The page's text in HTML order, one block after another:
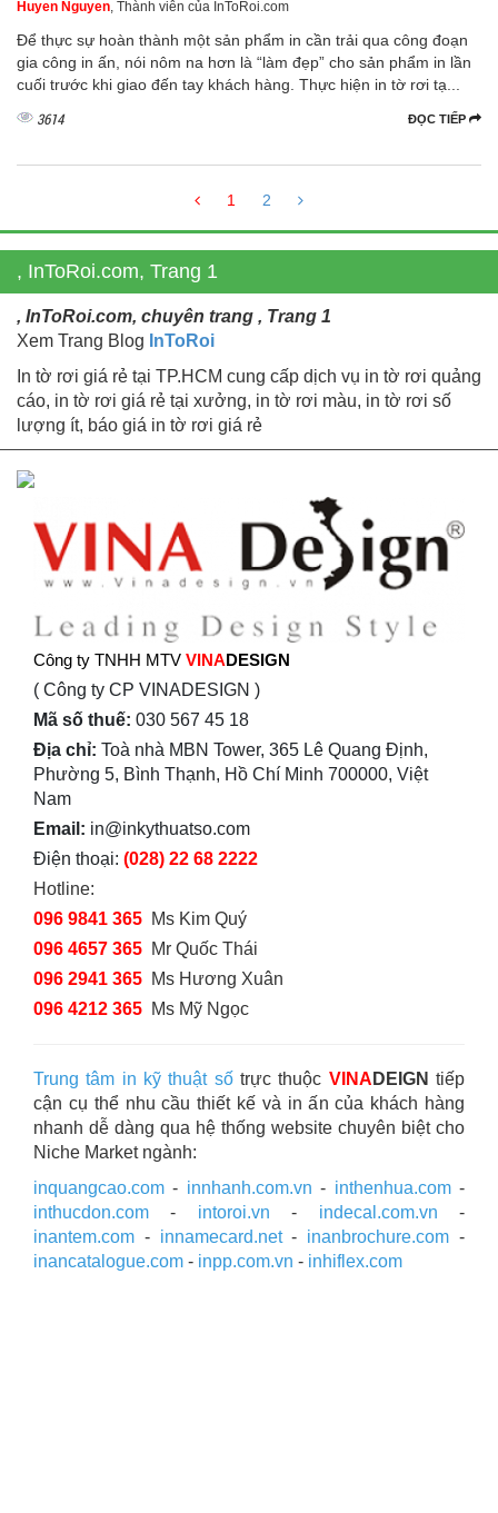
Huyen Nguyen , Thành viên của InToRoi.com
Để thực sự hoàn thành một sản phẩm in cần trải qua công đoạn
gia công in ấn, nói nôm na hơn là “làm đẹp” cho sản phẩm in lần
cuối trước khi giao đến tay khách hàng. Thực hiện in tờ rơi tạ...
ĐỌC TIẾP
3614
1 2
, InToRoi.com, Trang 1
, InToRoi.com, chuyên trang , Trang 1
Xem Trang Blog InToRoi
In tờ rơi giá rẻ tại TP.HCM cung cấp dịch vụ in tờ rơi quảng
cáo, in tờ rơi giá rẻ tại xưởng, in tờ rơi màu, in tờ rơi số
lượng ít, báo giá in tờ rơi giá rẻ
Công ty TNHH MTV VINADESIGN
( Công ty CP VINADESIGN )
Mã số thuế: 030 567 45 18
Địa chỉ: Toà nhà MBN Tower, 365 Lê Quang Định,
Phường 5, Bình Thạnh, Hồ Chí Minh 700000, Việt
Nam
Email: in@inkythuatso.com
Điện thoại: (028) 22 68 2222
Hotline:
096 9841 365 Ms Kim Quý
096 4657 365 Mr Quốc Thái
096 2941 365 Ms Hương Xuân
096 4212 365 Ms Mỹ Ngọc
Trung tâm in kỹ thuật sốtrực thuộc VINA DEIGN tiếp
cận cụ thể nhu cầu thiết kế và in ấn của khách hàng
nhanh dễ dàng qua hệ thống website chuyên biệt cho
Niche Market ngành:
inquangcao.com - innhanh.com.vn - inthenhua.com-
inthucdon.com - intoroi.vn - indecal.com.vn -
inantem.com - innamecard.net- inanbrochure.com -
inancatalogue.com - inpp.com.vn - inhiflex.com